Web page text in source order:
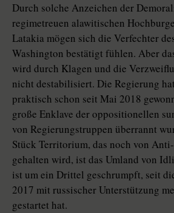
Durch solche Anzeichen der
regimetreuen alawitischen
Latakia mögen sich die Verfechter
Washington bestätigt fühlen. Aber
wird durch Klagen und die
nicht destabilisiert. Die Regierung
praktisch schon seit Mai 2018
große Enklave der oppositionellen
von Regierungstruppen überrannt
Stück Territorium, das noch von
gehalten wird, ist das Umland von
ist um ein Drittel geschrumpft, seit
2017 mit russischer Unterstützung
gestartet hat.